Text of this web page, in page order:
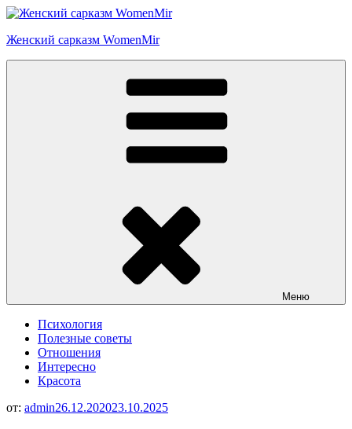
Перейти
содержимому
Женский сарказм WomenMir
Меню
Психология
Полезные советы
Отношения
Интересно
Красота
от: admin26.12.202023.10.2025